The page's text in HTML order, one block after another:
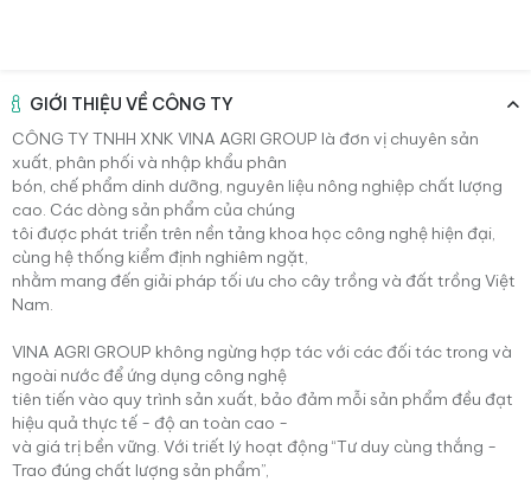
GIỚI THIỆU VỀ CÔNG TY
CÔNG TY TNHH XNK VINA AGRI GROUP là đơn vị chuyên sản
xuất, phân phối và nhập khẩu phân
bón, chế phẩm dinh dưỡng, nguyên liệu nông nghiệp chất lượng
cao. Các dòng sản phẩm của chúng
tôi được phát triển trên nền tảng khoa học công nghệ hiện đại,
cùng hệ thống kiểm định nghiêm ngặt,
nhằm mang đến giải pháp tối ưu cho cây trồng và đất trồng Việt
Nam.
VINA AGRI GROUP không ngừng hợp tác với các đối tác trong và
ngoài nước để ứng dụng công nghệ
tiên tiến vào quy trình sản xuất, bảo đảm mỗi sản phẩm đều đạt
hiệu quả thực tế - độ an toàn cao -
và giá trị bền vững. Với triết lý hoạt động “Tư duy cùng thắng -
Trao đúng chất lượng sản phẩm”,